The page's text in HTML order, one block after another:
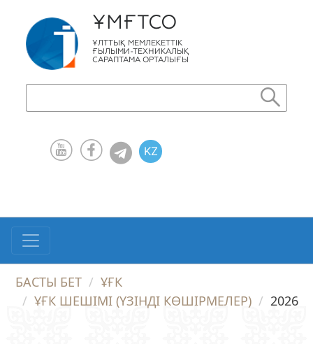
ҰМҒТСО
ҰЛТТЫҚ МЕМЛЕКЕТТІК
ҒЫЛЫМИ-ТЕХНИКАЛЫҚ
САРАПТАМА ОРТАЛЫҒЫ
KZ
БАСТЫ БЕТ
ҰҒК
ҰҒК ШЕШІМІ (ҮЗІНДІ КӨШІРМЕЛЕР)
2026